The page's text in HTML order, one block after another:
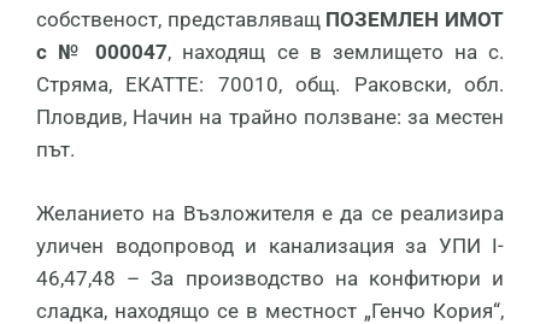
собственост, представляващ ПОЗЕМЛЕН ИМОТ
с № 000047, находящ се в землището на с.
Стряма, ЕКАТТЕ: 70010, общ. Раковски, обл.
Пловдив, Начин на трайно ползване: за местен
път.
Желанието на Възложителя е да се реализира
уличен водопровод и канализация за УПИ I-
46,47,48 – За производство на конфитюри и
сладка, находящо се в местност „Генчо Кория“,